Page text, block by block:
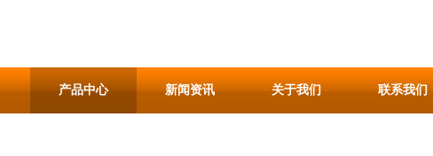
产品中心 新闻资讯 关于我们 联系我们